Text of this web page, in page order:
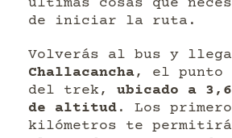
de iniciar la ruta.
Volverás al bus y
Challacancha, el punto
del trek, ubicado a
de altitud . Los
kilómetros te